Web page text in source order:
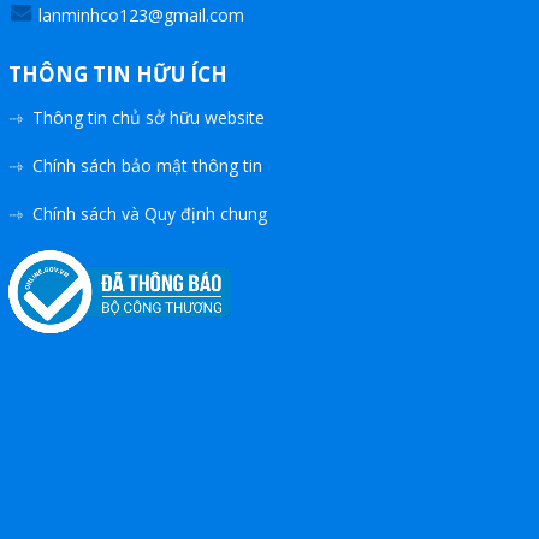
lanminhco123@gmail.com
THÔNG TIN HỮU ÍCH
Thông tin chủ sở hữu website
Chính sách bảo mật thông tin
Chính sách và Quy định chung